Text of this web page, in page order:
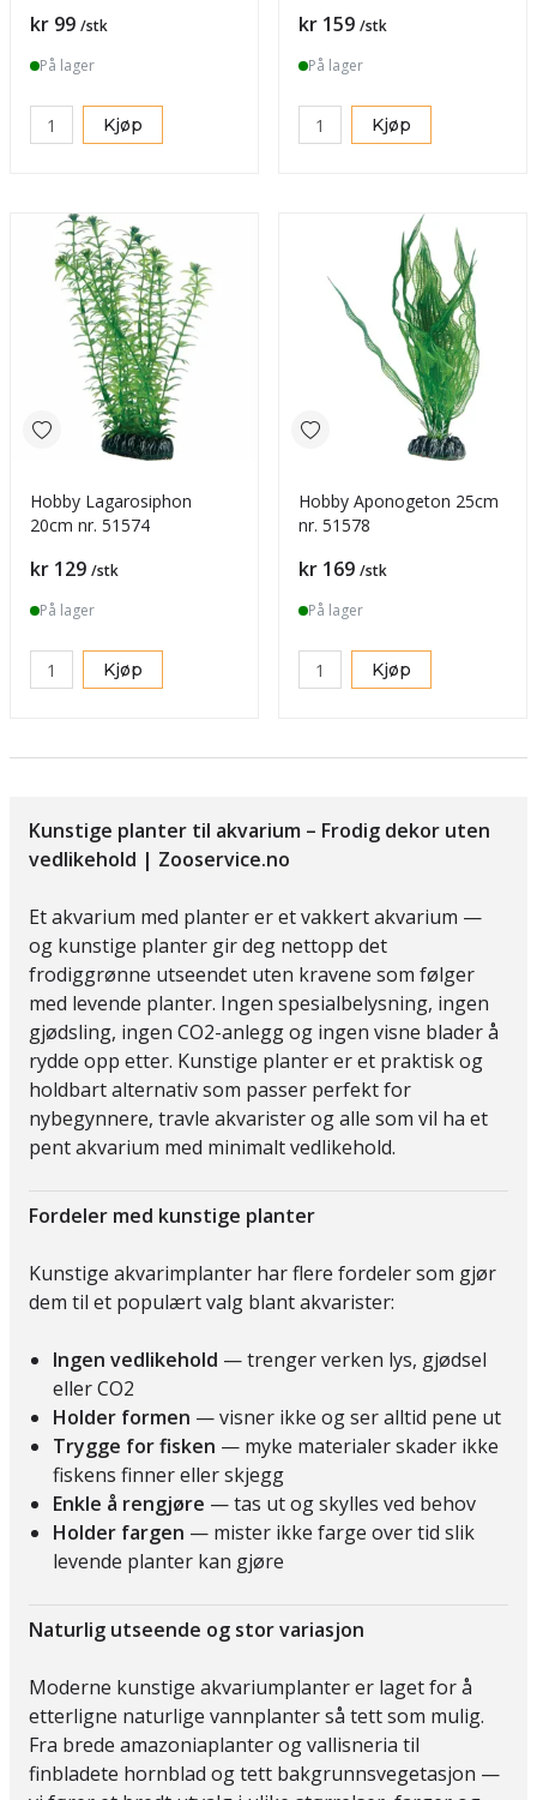
Pris
kr 99 /stk
På lager
Kjøp
Pris
kr 159 /stk
På lager
Kjøp
Hobby Lagarosiphon
20cm nr. 51574
Pris
kr 129 /stk
På lager
Kjøp
Hobby Aponogeton 25cm
nr. 51578
Pris
kr 169 /stk
På lager
Kjøp
Kunstige planter til akvarium – Frodig dekor uten
vedlikehold | Zooservice.no
Et akvarium med planter er et vakkert akvarium —
og kunstige planter gir deg nettopp det
frodiggrønne utseendet uten kravene som følger
med levende planter. Ingen spesialbelysning, ingen
gjødsling, ingen CO2-anlegg og ingen visne blader å
rydde opp etter. Kunstige planter er et praktisk og
holdbart alternativ som passer perfekt for
nybegynnere, travle akvarister og alle som vil ha et
pent akvarium med minimalt vedlikehold.
Fordeler med kunstige planter
Kunstige akvarimplanter har flere fordeler som gjør
dem til et populært valg blant akvarister:
Ingen vedlikehold — trenger verken lys, gjødsel
eller CO2
Holder formen — visner ikke og ser alltid pene ut
Trygge for fisken — myke materialer skader ikke
fiskens finner eller skjegg
Enkle å rengjøre — tas ut og skylles ved behov
Holder fargen — mister ikke farge over tid slik
levende planter kan gjøre
Naturlig utseende og stor variasjon
Moderne kunstige akvariumplanter er laget for å
etterligne naturlige vannplanter så tett som mulig.
Fra brede amazoniaplanter og vallisneria til
finbladete hornblad og tett bakgrunnsvegetasjon —